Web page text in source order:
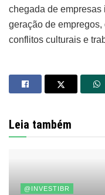
chegada de
geração de
conflitos culturais e
Leia também
@INVESTIBR